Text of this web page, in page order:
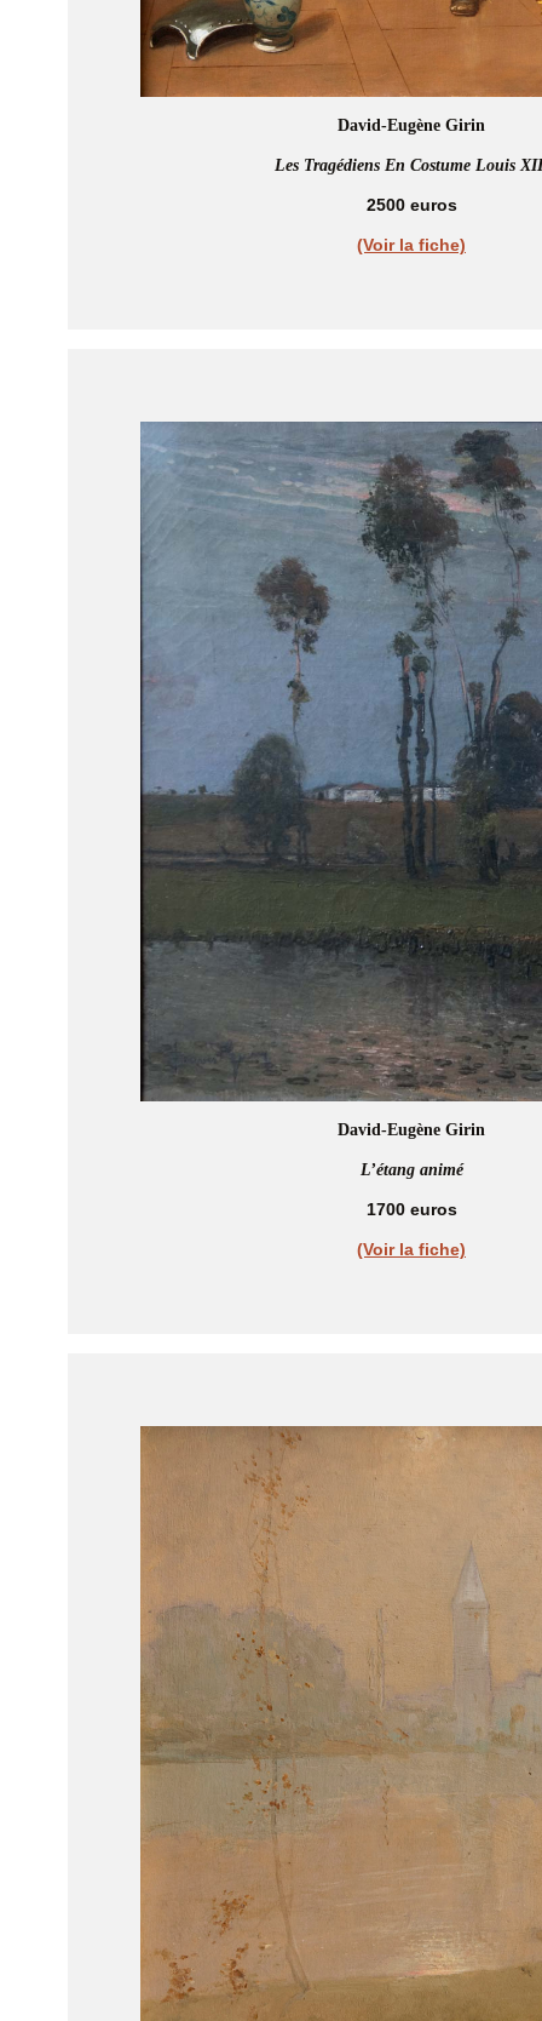
David-Eugène Girin
Les Tragédiens En Costume Louis
2500 euros
(Voir la fiche)
David-Eugène Girin
L’étang animé
1700 euros
(Voir la fiche)